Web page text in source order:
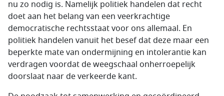
nu zo nodig is. Namelijk politiek handelen dat recht
doet aan het belang van een veerkrachtige
democratische rechtsstaat voor ons allemaal. En
politiek handelen vanuit het besef dat deze maar een
beperkte mate van ondermijning en intolerantie kan
verdragen voordat de weegschaal onherroepelijk
doorslaat naar de verkeerde kant.